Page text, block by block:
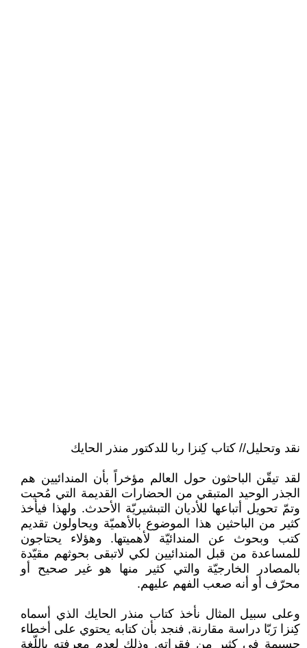
نقد وتحليل// كتاب كِنزا ربا للدكتور منذر الحايك
لقد تيقّن الباحثون حول العالم مؤخراً بأن المندائيين هم
الجذر الوحيد المتبقي من الحضارات القديمة التي مُحيت
وتمّ تحويل أتباعها للأديان التبشيريّة الأحدث. ولهذا فيأخذ
كثير من الباحثين هذا الموضوع بالأهميّة ويحاولون تقديم
كتب وبحوث عن المندائيّة لأهميتها. وهؤلاء يحتاجون
للمساعدة من قبل المندائيين لكي لاتبقى بحوثهم مقيّدة
بالمصادر الخارجيّة والتي كثير منها هو غير صحيح أو
محرّف أو أنه صعب الفهم عليهم.
وعلى سبيل المثال نأخذ كتاب منذر الحايك الذي أسماه
كِنزا رَبّا دراسة مقارنة, فنجد بأن كتابه يحتوي على أخطاء
جسيمة في كثير من فقراته, وذلك لعدم معرفته باللّغة